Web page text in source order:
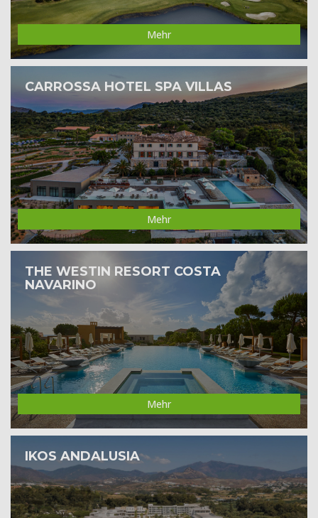
Mehr
CARROSSA HOTEL SPA VILLAS
Mehr
THE WESTIN RESORT COSTA
NAVARINO
Mehr
IKOS ANDALUSIA